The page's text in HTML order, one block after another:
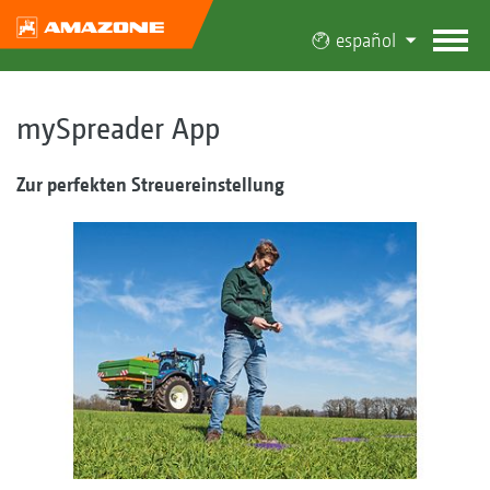
español
mySpreader App
Zur perfekten Streuereinstellung